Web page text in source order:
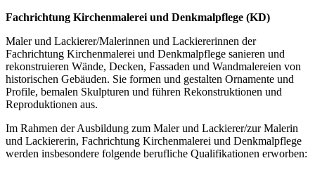
Fachrichtung Kirchenmalerei und Denkmalpflege (KD)
Maler und Lackierer/Malerinnen und Lackiererinnen der
Fachrichtung Kirchenmalerei und Denkmalpflege sanieren und
rekonstruieren Wände, Decken, Fassaden und Wandmalereien von
historischen Gebäuden. Sie formen und gestalten Ornamente und
Profile, bemalen Skulpturen und führen Rekonstruktionen und
Reproduktionen aus.
Im Rahmen der Ausbildung zum Maler und Lackierer/zur Malerin
und Lackiererin, Fachrichtung Kirchenmalerei und Denkmalpflege
werden insbesondere folgende berufliche Qualifikationen erworben: